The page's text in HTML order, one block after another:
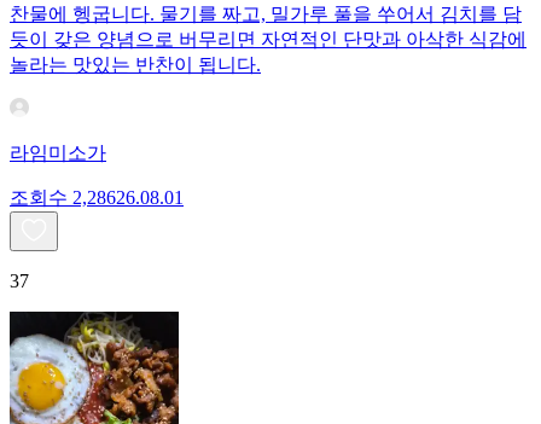
찬물에 헹굽니다. 물기를 짜고, 밀가루 풀을 쑤어서 김치를 담
듯이 갖은 양념으로 버무리면 자연적인 단맛과 아삭한 식감에
놀라는 맛있는 반찬이 됩니다.
라임미소가
조회수 2,28626.08.01
37